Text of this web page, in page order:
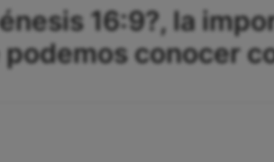
16:9?, la
conocer